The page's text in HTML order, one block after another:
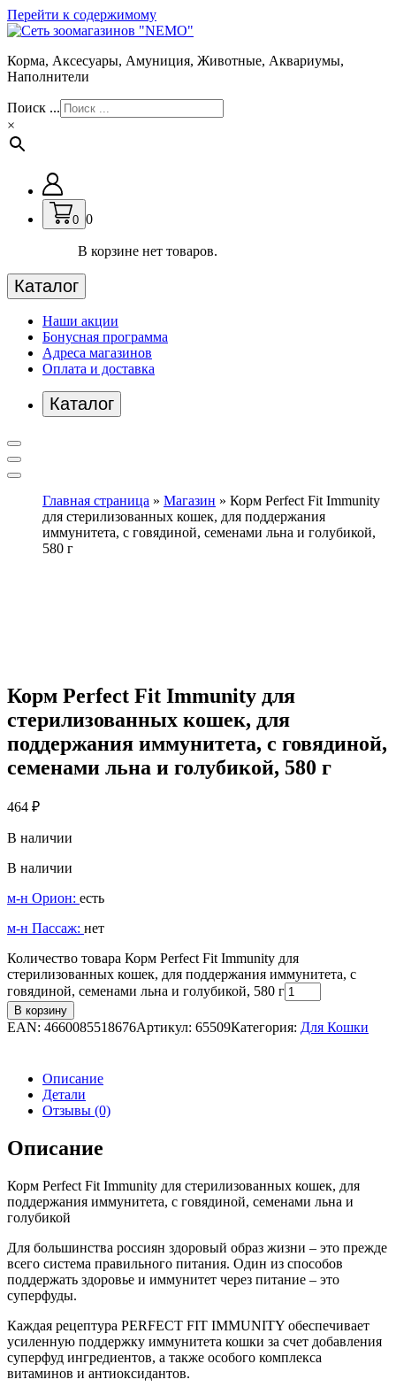
Перейти к содержимому
Корма, Аксесуары, Амуниция, Животные, Аквариумы,
Наполнители
Поиск ...
×
0 0
В корзине нет товаров.
Каталог
Наши акции
Бонусная программа
Адреса магазинов
Оплата и доставка
Каталог
Главная страница » Магазин » Корм Perfect Fit Immunity
для стерилизованных кошек, для поддержания
иммунитета, с говядиной, семенами льна и голубикой,
580 г
Корм Perfect Fit Immunity для
стерилизованных кошек, для
поддержания иммунитета, с говядиной,
семенами льна и голубикой, 580 г
464 ₽
В наличии
В наличии
м-н Орион: есть
м-н Пассаж: нет
Количество товара Корм Perfect Fit Immunity для
стерилизованных кошек, для поддержания иммунитета, с
говядиной, семенами льна и голубикой, 580 г
В корзину
EAN: 4660085518676Артикул: 65509Категория: Для Кошки
Описание
Детали
Отзывы (0)
Описание
Корм Perfect Fit Immunity для стерилизованных кошек, для
поддержания иммунитета, с говядиной, семенами льна и
голубикой
Для большинства россиян здоровый образ жизни – это прежде
всего система правильного питания. Один из способов
поддержать здоровье и иммунитет через питание – это
суперфуды.
Каждая рецептура PERFECT FIT IMMUNITY обеспечивает
усиленную поддержку иммунитета кошки за счет добавления
суперфуд ингредиентов, а также особого комплекса
витаминов и антиоксидантов.